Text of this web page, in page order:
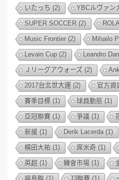
いたっち (2) YBCルヴァン
SUPER SOCCER (2)
Music Frontier(2) Mihailo
Levain Cup (2) Leandro
Ｊリーグアウォーズ (2)
2017台北世大運 (2) 官方資
賽季目標 (1) 球員動態 (1)
亞冠聯賽 (1) 爭議 (1)
新援 (1) Derik Lacerda (1)
橫田大祐 (1) 席米奇 (1)
英超 (1) 轉會市場 (1)
福島聯 (1) J3聯賽 (1)